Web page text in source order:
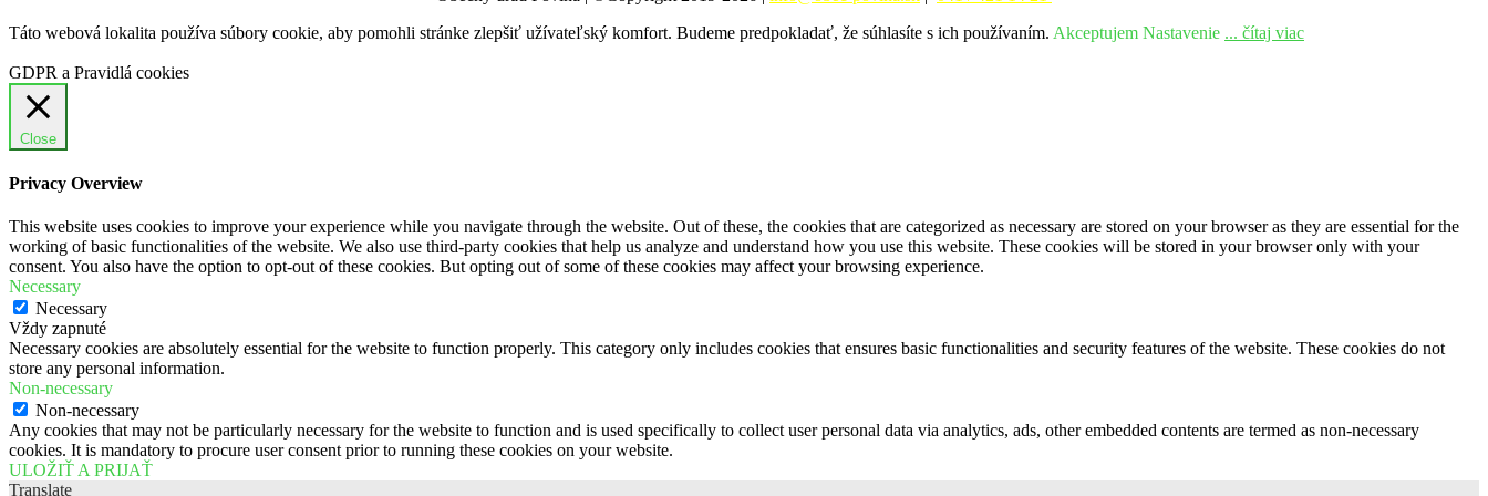
Táto webová lokalita používa súbory cookie, aby pomohli stránke zlepšiť užívateľský komfort. Budeme predpokladať, že súhlasíte s ich používaním. Akceptujem Nastavenie ... čítaj viac
GDPR a Pravidlá cookies
Close
Privacy Overview
This website uses cookies to improve your experience while you navigate through the website. Out of these, the cookies that are categorized as necessary are stored on your browser as they are essential for the
working of basic functionalities of the website. We also use third-party cookies that help us analyze and understand how you use this website. These cookies will be stored in your browser only with your
consent. You also have the option to opt-out of these cookies. But opting out of some of these cookies may affect your browsing experience.
Necessary
Necessary
Vždy zapnuté
Necessary cookies are absolutely essential for the website to function properly. This category only includes cookies that ensures basic functionalities and security features of the website. These cookies do not
store any personal information.
Non-necessary
Non-necessary
Any cookies that may not be particularly necessary for the website to function and is used specifically to collect user personal data via analytics, ads, other embedded contents are termed as non-necessary
cookies. It is mandatory to procure user consent prior to running these cookies on your website.
ULOŽIŤ A PRIJAŤ
Translate